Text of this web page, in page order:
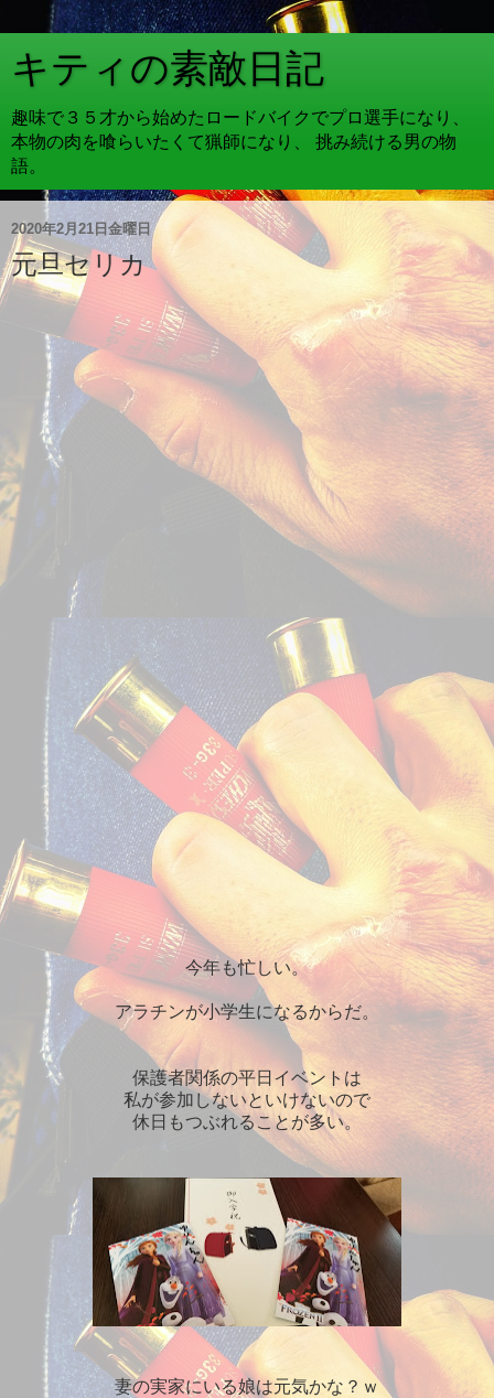
キティの素敵日記
趣味で３５才から始めたロードバイクでプロ選手になり、
本物の肉を喰らいたくて猟師になり、 挑み続ける男の物
語。
2020年2月21日金曜日
元旦セリカ
今年も忙しい。
アラチンが小学生になるからだ。
保護者関係の平日イベントは
私が参加しないといけないので
休日もつぶれることが多い。
妻の実家にいる娘は元気かな？ｗ